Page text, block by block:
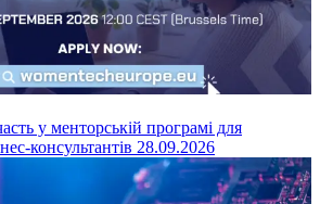
у менторській програмі для
консультантів 28.09.2026